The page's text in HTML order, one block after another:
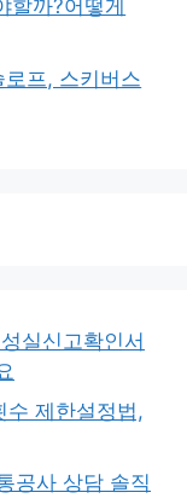
할까?어떻게
프, 스키버스
실신고확인서
수 제한설정법,
공사 상담 솔직